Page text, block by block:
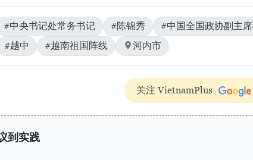
#中央书记处常务书记 #陈锦秀
#中国全国政协副主席
#越中 #越南祖国阵线 河内市
关注 VietnamPlus
到实践